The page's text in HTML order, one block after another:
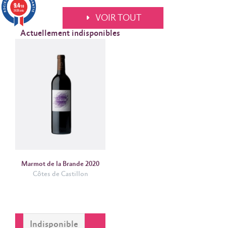
VOIR TOUT
Actuellement indisponibles
Marmot de la Brande 2020
Côtes de Castillon
VOIR
Indisponible
9.4/10
3638 avis